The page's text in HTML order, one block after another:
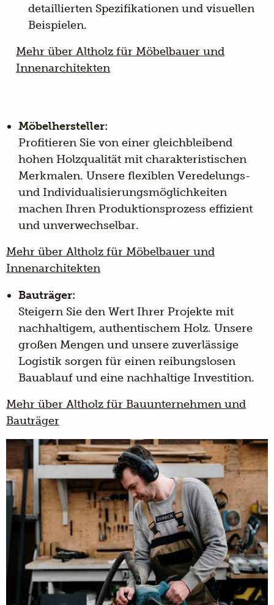
detaillierten Spezifikationen und visuellen
Beispielen.
Mehr über Altholz für Möbelbauer und
Innenarchitekten
Möbelhersteller:
Profitieren Sie von einer gleichbleibend
hohen Holzqualität mit charakteristischen
Merkmalen. Unsere flexiblen Veredelungs-
und Individualisierungsmöglichkeiten
machen Ihren Produktionsprozess effizient
und unverwechselbar.
Mehr über Altholz für Möbelbauer und
Innenarchitekten
Bauträger:
Steigern Sie den Wert Ihrer Projekte mit
nachhaltigem, authentischem Holz. Unsere
großen Mengen und unsere zuverlässige
Logistik sorgen für einen reibungslosen
Bauablauf und eine nachhaltige Investition.
Mehr über Altholz für Bauunternehmen und
Bauträger